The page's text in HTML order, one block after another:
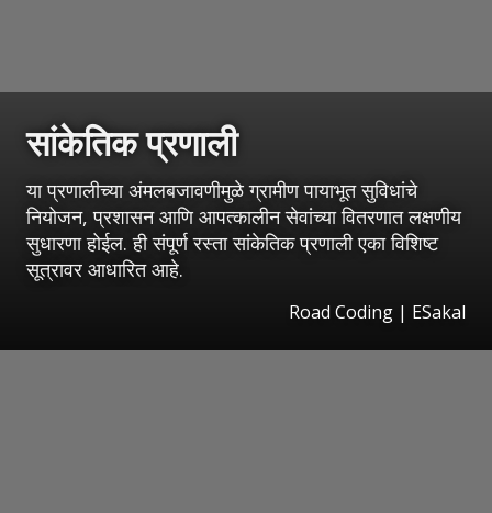
सांकेतिक प्रणाली
या प्रणालीच्या अंमलबजावणीमुळे ग्रामीण पायाभूत सुविधांचे
नियोजन, प्रशासन आणि आपत्कालीन सेवांच्या वितरणात लक्षणीय
सुधारणा होईल. ही संपूर्ण रस्ता सांकेतिक प्रणाली एका विशिष्ट
सूत्रावर आधारित आहे.
Road Coding | ESakal